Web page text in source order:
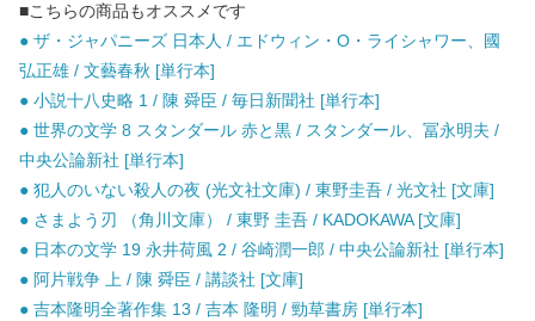
■こちらの商品もオススメです
● ザ・ジャパニーズ 日本人 / エドウィン・O・ライシャワー、國
弘正雄 / 文藝春秋 [単行本]
● 小説十八史略 1 / 陳 舜臣 / 毎日新聞社 [単行本]
● 世界の文学 8 スタンダール 赤と黒 / スタンダール、冨永明夫 /
中央公論新社 [単行本]
● 犯人のいない殺人の夜 (光文社文庫) / 東野圭吾 / 光文社 [文庫]
● さまよう刃 （角川文庫） / 東野 圭吾 / KADOKAWA [文庫]
● 日本の文学 19 永井荷風 2 / 谷崎潤一郎 / 中央公論新社 [単行本]
● 阿片戦争 上 / 陳 舜臣 / 講談社 [文庫]
● 吉本隆明全著作集 13 / 吉本 隆明 / 勁草書房 [単行本]